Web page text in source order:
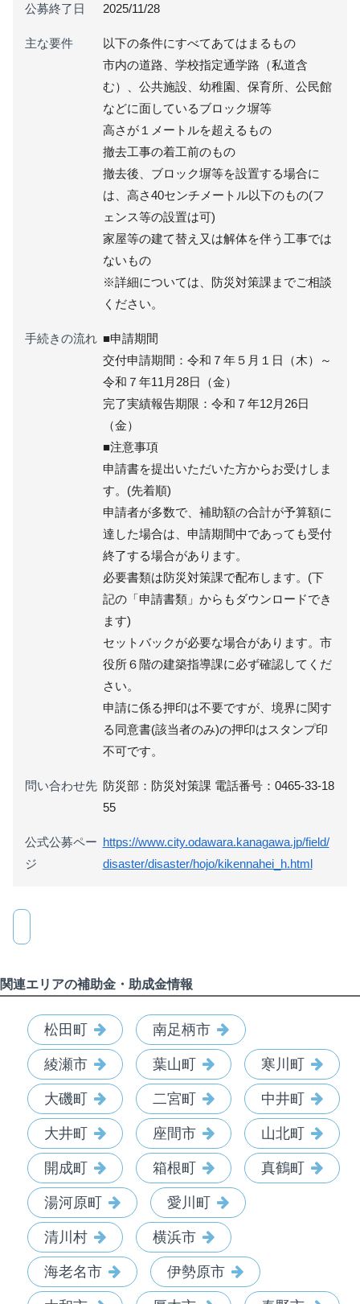
公募終了日 2025/11/28
主な要件
以下の条件にすべてあてはまるもの
市内の道路、学校指定通学路（私道含
む）、公共施設、幼稚園、保育所、公民館
などに面しているブロック塀等
高さが１メートルを超えるもの
撤去工事の着工前のもの
撤去後、ブロック塀等を設置する場合に
は、高さ40センチメートル以下のもの(フ
ェンス等の設置は可)
家屋等の建て替え又は解体を伴う工事では
ないもの
※詳細については、防災対策課までご相談
ください。
手続きの流れ ■申請期間
交付申請期間：令和７年５月１日（木）～
令和７年11月28日（金）
完了実績報告期限：令和７年12月26日
（金）
■注意事項
申請書を提出いただいた方からお受けしま
す。(先着順)
申請者が多数で、補助額の合計が予算額に
達した場合は、申請期間中であっても受付
終了する場合があります。
必要書類は防災対策課で配布します。(下
記の「申請書類」からもダウンロードでき
ます)
セットバックが必要な場合があります。市
役所６階の建築指導課に必ず確認してくだ
さい。
申請に係る押印は不要ですが、境界に関す
る同意書(該当者のみ)の押印はスタンプ印
不可です。
問い合わせ先 防災部：防災対策課 電話番号：0465-33-18
55
公式公募ペー
ジ
https://www.city.odawara.kanagawa.jp/field/
disaster/disaster/hojo/kikennahei_h.html
関連エリアの補助金・助成金情報
松田町 南足柄市
綾瀬市 葉山町 寒川町
大磯町 二宮町 中井町
大井町 座間市 山北町
開成町 箱根町 真鶴町
湯河原町 愛川町
清川村 横浜市
海老名市 伊勢原市